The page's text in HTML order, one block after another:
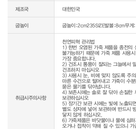
제조국 대한민국
굽높이 굽높이:2cm235SIZE발볼:8cm무
취급시주의사항
천연피혁 관리법
1) 한번 오염된 가죽 제품을 종전의
불가능하기 때문에 가죽 제품 사용
가장 중요합니다.
2) 건조시 통풍이 잘되는 그늘에서
건조하지 마십시오
3) 사용시 눈, 비에 맞지 않도록 주
마른 수건으로 털어내고 가죽이 수
묻은 물기를 닦아냅니다.
4) 보존시에는 솔로 잘 닦아 손질한
보관하십시오
5) 장기간 보관 시에는 빛에 노출되
별도 상자에 넣어 보관하며 반드시
닿지 않게 하십시오.
6) 가죽제품은 바닷물이나 물에 심
오거나 접착이 약해 질 수 있으니 가